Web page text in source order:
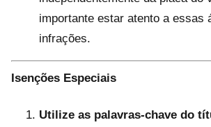
importante estar atento a essas
infrações.
Isenções Especiais
Utilize as palavras-chave do